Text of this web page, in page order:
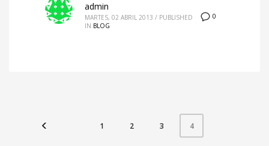
0
admin
MARTES, 02 ABRIL 2013 / PUBLISHED
IN BLOG
1 2 3 4